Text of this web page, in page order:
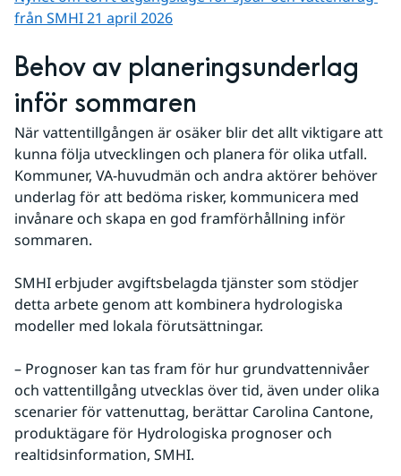
från SMHI 21 april 2026
Behov av planeringsunderlag
inför sommaren
När vattentillgången är osäker blir det allt viktigare att
kunna följa utvecklingen och planera för olika utfall.
Kommuner, VA-huvudmän och andra aktörer behöver
underlag för att bedöma risker, kommunicera med
invånare och skapa en god framförhållning inför
sommaren.
SMHI erbjuder avgiftsbelagda tjänster som stödjer
detta arbete genom att kombinera hydrologiska
modeller med lokala förutsättningar.
– Prognoser kan tas fram för hur grundvattennivåer
och vattentillgång utvecklas över tid, även under olika
scenarier för vattenuttag, berättar Carolina Cantone,
produktägare för Hydrologiska prognoser och
realtidsinformation, SMHI.